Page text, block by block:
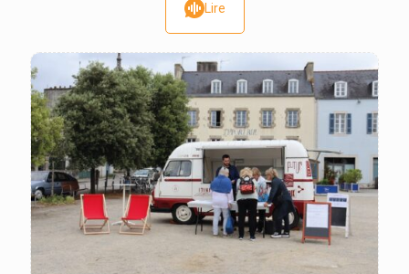
Lire